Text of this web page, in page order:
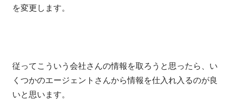
を変更します。
従ってこういう会社さんの情報を取ろうと思ったら、い
くつかのエージェントさんから情報を仕入れ入るのが良
いと思います。